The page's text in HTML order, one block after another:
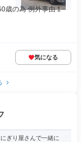
歳の為 例外事由１
気になる
ぎり屋さんで一緒に